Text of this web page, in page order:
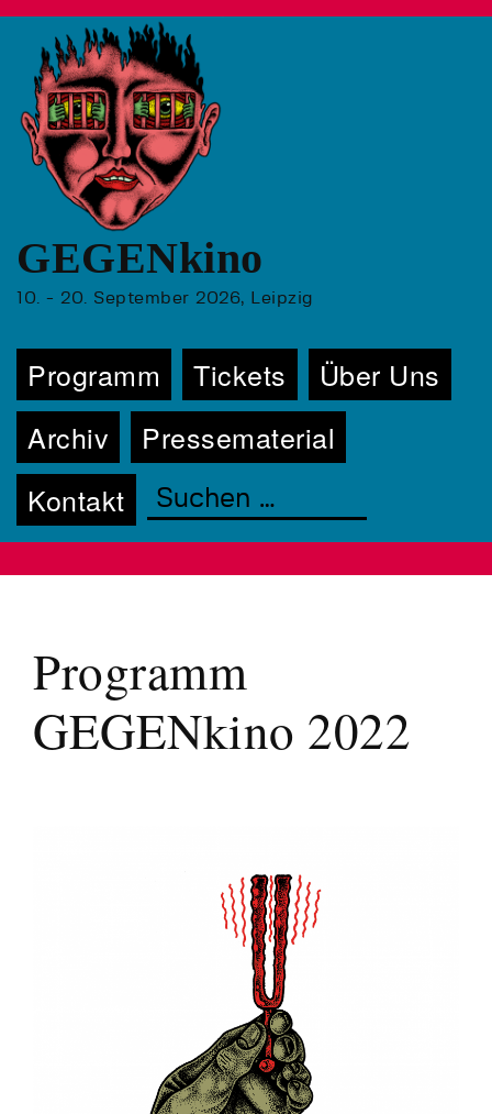
GEGENkino
10. - 20. September 2026, Leipzig
Programm Tickets
Über Uns
Archiv
Pressematerial
Kontakt
Programm
GEGENkino 2022